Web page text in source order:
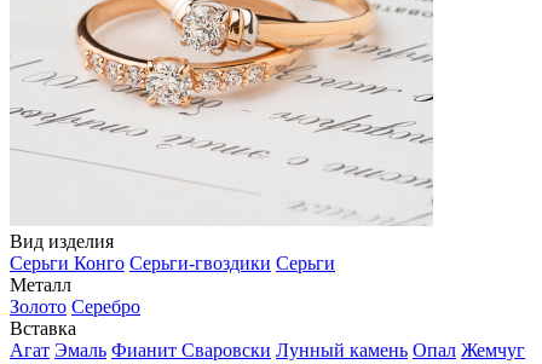
Вид изделия
Серьги Конго Серьги-гвоздики Серьги
Металл
Золото Серебро
Вставка
Агат Эмаль Фианит Сваровски Лунный камень Опал Жемчуг